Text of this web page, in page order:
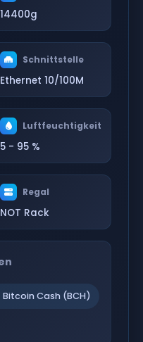
14400g
Schnittstelle
Ethernet 10/100M
Luftfeuchtigkeit
5 - 95 %
Regal
NOT Rack
Bitcoin Cash (BCH)